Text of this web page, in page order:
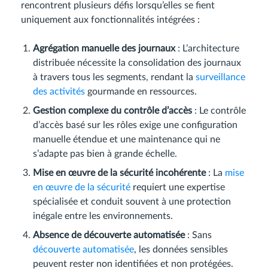
rencontrent plusieurs défis lorsqu’elles se fient
uniquement aux fonctionnalités intégrées :
Agrégation manuelle des journaux: L’architecture
distribuée nécessite la consolidation des journaux
à travers tous les segments, rendant la surveillance
des activités gourmande en ressources.
Gestion complexe du contrôle d’accès : Le contrôle
d’accès basé sur les rôles exige une configuration
manuelle étendue et une maintenance qui ne
s’adapte pas bien à grande échelle.
Mise en œuvre de la sécurité incohérente: La mise
en œuvre de la sécurité requiert une expertise
spécialisée et conduit souvent à une protection
inégale entre les environnements.
Absence de découverte automatisée: Sans
découverte automatisée, les données sensibles
peuvent rester non identifiées et non protégées.